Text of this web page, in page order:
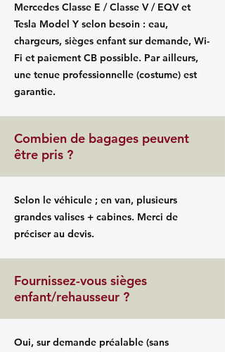
Mercedes Classe E / Classe V / EQV et
Tesla Model Y selon besoin : eau,
chargeurs, sièges enfant sur demande, Wi-
Fi et paiement CB possible. Par ailleurs,
une tenue professionnelle (costume) est
garantie.
Combien de bagages peuvent
être pris ?
Selon le véhicule ; en van, plusieurs
grandes valises + cabines. Merci de
préciser au devis.
Fournissez-vous sièges
enfant/rehausseur ?
Oui, sur demande préalable (sans